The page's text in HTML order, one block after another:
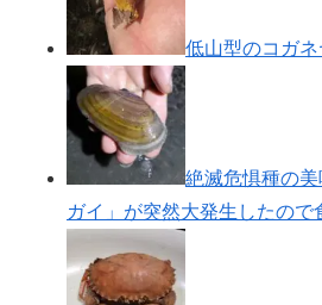
低山型のコガ
絶滅危惧種の
ガイ」が突然大発生したので